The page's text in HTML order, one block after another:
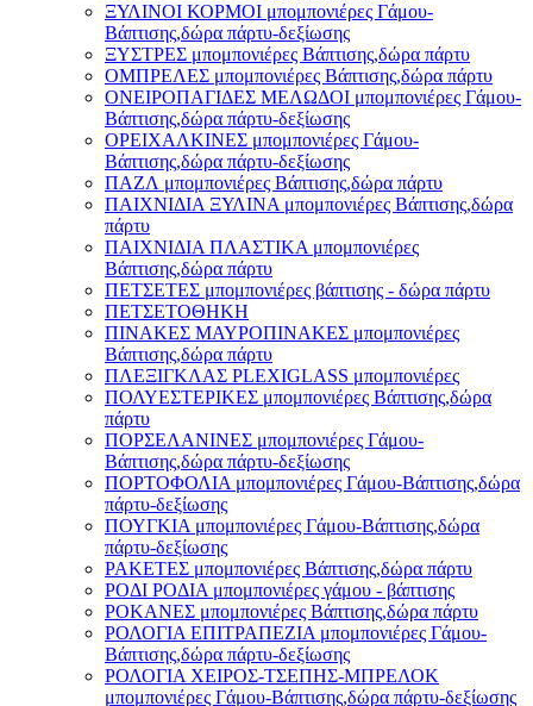
ΞΥΛΙΝΟΙ ΚΟΡΜΟΙ μπομπονιέρες Γάμου-
Βάπτισης,δώρα πάρτυ-δεξίωσης
ΞΥΣΤΡΕΣ μπομπονιέρες Βάπτισης,δώρα πάρτυ
ΟΜΠΡΕΛΕΣ μπομπονιέρες Βάπτισης,δώρα πάρτυ
ΟΝΕΙΡΟΠΑΓΙΔΕΣ ΜΕΛΩΔΟΙ μπομπονιέρες Γάμου-
Βάπτισης,δώρα πάρτυ-δεξίωσης
ΟΡΕΙΧΑΛΚΙΝΕΣ μπομπονιέρες Γάμου-
Βάπτισης,δώρα πάρτυ-δεξίωσης
ΠΑΖΛ μπομπονιέρες Βάπτισης,δώρα πάρτυ
ΠΑΙΧΝΙΔΙΑ ΞΥΛΙΝΑ μπομπονιέρες Βάπτισης,δώρα
πάρτυ
ΠΑΙΧΝΙΔΙΑ ΠΛΑΣΤΙΚΑ μπομπονιέρες
Βάπτισης,δώρα πάρτυ
ΠΕΤΣΕΤΕΣ μπομπονιέρες βάπτισης - δώρα πάρτυ
ΠΕΤΣΕΤΟΘΗΚΗ
ΠΙΝΑΚΕΣ ΜΑΥΡΟΠΙΝΑΚΕΣ μπομπονιέρες
Βάπτισης,δώρα πάρτυ
ΠΛΕΞΙΓΚΛΑΣ PLEXIGLASS μπομπονιέρες
ΠΟΛΥΕΣΤΕΡΙΚΕΣ μπομπονιέρες Βάπτισης,δώρα
πάρτυ
ΠΟΡΣΕΛΑΝΙΝΕΣ μπομπονιέρες Γάμου-
Βάπτισης,δώρα πάρτυ-δεξίωσης
ΠΟΡΤΟΦΟΛΙΑ μπομπονιέρες Γάμου-Βάπτισης,δώρα
πάρτυ-δεξίωσης
ΠΟΥΓΚΙΑ μπομπονιέρες Γάμου-Βάπτισης,δώρα
πάρτυ-δεξίωσης
ΡΑΚΕΤΕΣ μπομπονιέρες Βάπτισης,δώρα πάρτυ
ΡΟΔΙ ΡΟΔΙΑ μπομπονιέρες γάμου - βάπτισης
ΡΟΚΑΝΕΣ μπομπονιέρες Βάπτισης,δώρα πάρτυ
ΡΟΛΟΓΙΑ ΕΠΙΤΡΑΠΕΖΙΑ μπομπονιέρες Γάμου-
Βάπτισης,δώρα πάρτυ-δεξίωσης
ΡΟΛΟΓΙΑ ΧΕΙΡΟΣ-ΤΣΕΠΗΣ-ΜΠΡΕΛΟΚ
μπομπονιέρες Γάμου-Βάπτισης,δώρα πάρτυ-δεξίωσης